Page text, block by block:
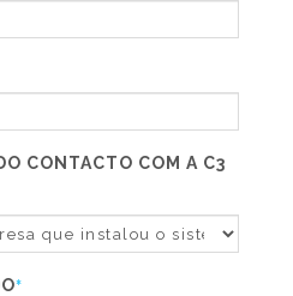
CONTACTO COM A C3
*